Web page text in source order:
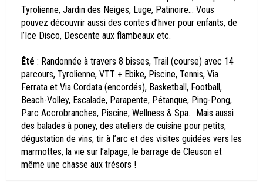
Tyrolienne, Jardin des Neiges, Luge, Patinoire… Vous
pouvez découvrir aussi des contes d’hiver pour enfants, de
l’Ice Disco, Descente aux flambeaux etc.
Été : Randonnée à travers 8 bisses, Trail (course) avec 14
parcours, Tyrolienne, VTT + Ebike, Piscine, Tennis, Via
Ferrata et Via Cordata (encordés), Basketball, Football,
Beach-Volley, Escalade, Parapente, Pétanque, Ping-Pong,
Parc Accrobranches, Piscine, Wellness & Spa… Mais aussi
des balades à poney, des ateliers de cuisine pour petits,
dégustation de vins, tir à l’arc et des visites guidées vers les
marmottes, la vie sur l’alpage, le barrage de Cleuson et
même une chasse aux trésors !